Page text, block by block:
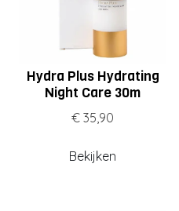
huid, eventueel in
Hydra Plus Hydrating
Night Care 30m
€ 35,90
Bekijken